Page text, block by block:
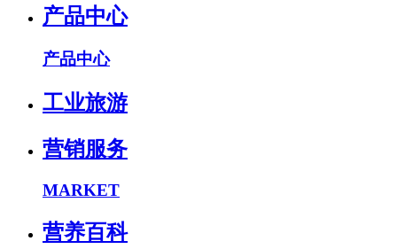
产品中心
产品中心
工业旅游
营销服务
MARKET
营养百科